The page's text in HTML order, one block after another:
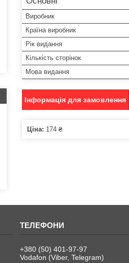
Виробник
Країна виробник
Рік видання
Кількість сторінок
Мова видання
Інформація для замовлення
Ціна: 174 ₴
+380 (50) 401-97-97
Vodafon (Viber, Telegram)